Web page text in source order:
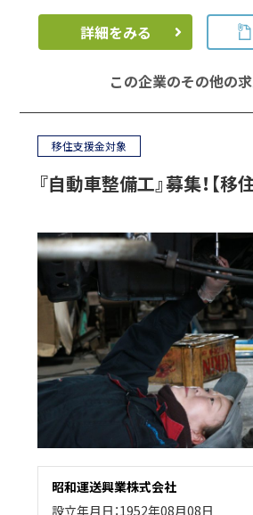
詳細をみる
この企業のその他の求
移住支援金対象
『自動車整備工』募集！【移
昭和運送興業株式会社
設立年月日：1952年08月08日